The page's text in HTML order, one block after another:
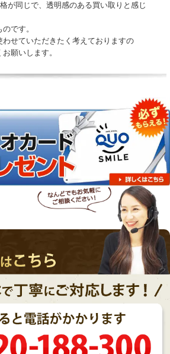
が同じで、透明感のある買い取りと感じ
です。
わせていただきたく考えておりますの
願いします。